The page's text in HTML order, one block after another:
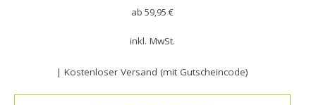
ab 59,95 €
inkl. MwSt.
| Kostenloser Versand (mit Gutscheincode)